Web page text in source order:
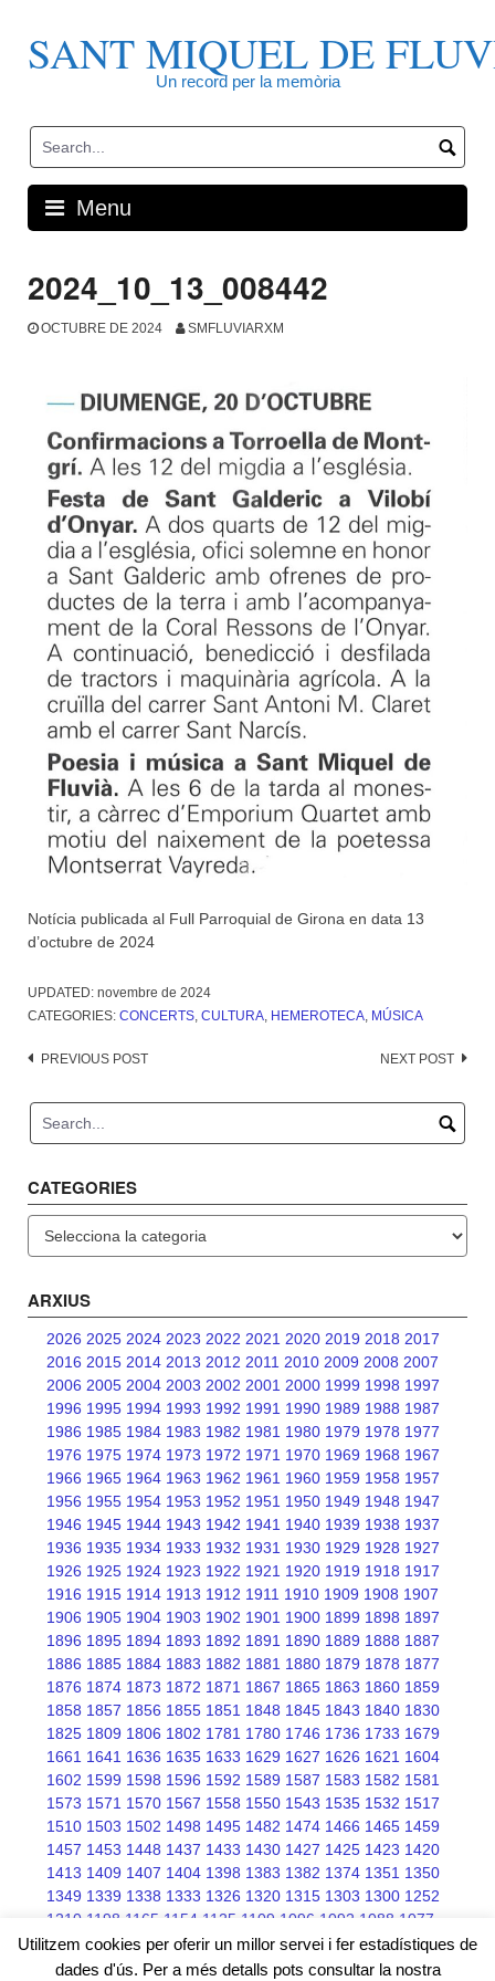
contentSANT MIQUEL DE
Un record per la memòria
Menu
2024_10_13_008442
OCTUBRE DE 2024 SMFLUVIARXM
Notícia publicada al Full Parroquial de Girona en data 13
d’octubre de 2024
UPDATED: novembre de 2024
CATEGORIES: CONCERTS CULTURA HEMEROTECA MÚSICA
Post
PREVIOUS POST NEXT POST
CATEGORIES
Categories
ARXIUS
2026 2025 2024 2023 2022 2021 2020 2019 2018 2017
2016 2015 2014 2013 2012 2011 2010 2009 2008 2007
2006 2005 2004 2003 2002 2001 2000 1999 1998 1997
1996 1995 1994 1993 1992 1991 1990 1989 1988 1987
1986 1985 1984 1983 1982 1981 1980 1979 1978 1977
1976 1975 1974 1973 1972 1971 1970 1969 1968 1967
1966 1965 1964 1963 1962 1961 1960 1959 1958 1957
1956 1955 1954 1953 1952 1951 1950 1949 1948 1947
1946 1945 1944 1943 1942 1941 1940 1939 1938 1937
1936 1935 1934 1933 1932 1931 1930 1929 1928 1927
1926 1925 1924 1923 1922 1921 1920 1919 1918 1917
1916 1915 1914 1913 1912 1911 1910 1909 1908 1907
1906 1905 1904 1903 1902 1901 1900 1899 1898 1897
1896 1895 1894 1893 1892 1891 1890 1889 1888 1887
1886 1885 1884 1883 1882 1881 1880 1879 1878 1877
1876 1874 1873 1872 1871 1867 1865 1863 1860 1859
1858 1857 1856 1855 1851 1848 1845 1843 1840 1830
1825 1809 1806 1802 1781 1780 1746 1736 1733 1679
1661 1641 1636 1635 1633 1629 1627 1626 1621 1604
1602 1599 1598 1596 1592 1589 1587 1583 1582 1581
1573 1571 1570 1567 1558 1550 1543 1535 1532 1517
1510 1503 1502 1498 1495 1482 1474 1466 1465 1459
1457 1453 1448 1437 1433 1430 1427 1425 1423 1420
1413 1409 1407 1404 1398 1383 1382 1374 1351 1350
1349 1339 1338 1333 1326 1320 1315 1303 1300 1252
1210 1198 1165 1154 1125 1109 1096 1092 1088 1077
1076 1075 1068 1066 1045
Utilitzem cookies per oferir un millor servei i fer estadístiques de
dades d'ús. Per a més detalls pots consultar la nostra